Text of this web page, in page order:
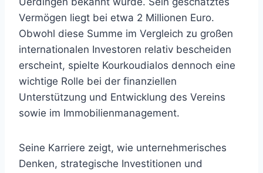
Vermögen liegt bei etwa 2 Millionen Euro.
Obwohl diese Summe im Vergleich zu großen
internationalen Investoren relativ bescheiden
erscheint, spielte Kourkoudialos dennoch eine
wichtige Rolle bei der finanziellen
Unterstützung und Entwicklung des Vereins
sowie im Immobilienmanagement.
Seine Karriere zeigt, wie unternehmerisches
Denken, strategische Investitionen und